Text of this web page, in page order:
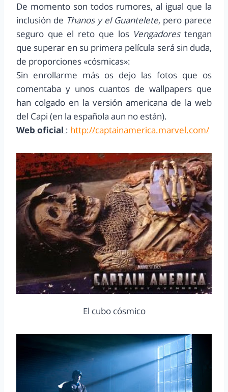
De momento son todos rumores, al igual que la
inclusión de Thanos y el Guantelete, pero parece
seguro que el reto que los Vengadorestengan
que superar en su primera película será sin duda,
de proporciones «cósmicas»:
Sin enrollarme más os dejo las fotos que os
comentaba y unos cuantos de wallpapers que
han colgado en la versión americana de la web
del Capi (en la española aun no están).
Web oficial : http://captainamerica.marvel.com/
El cubo cósmico